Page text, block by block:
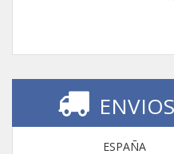
ESPAÑA